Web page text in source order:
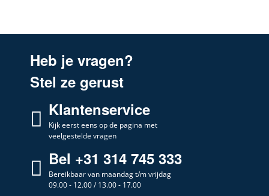
Heb je vragen?
Stel ze gerust
Klantenservice
Kijk eerst eens op de pagina met
veelgestelde vragen
Bel +31 314 745 333
Bereikbaar van maandag t/m vrijdag
09.00 - 12.00 / 13.00 - 17.00